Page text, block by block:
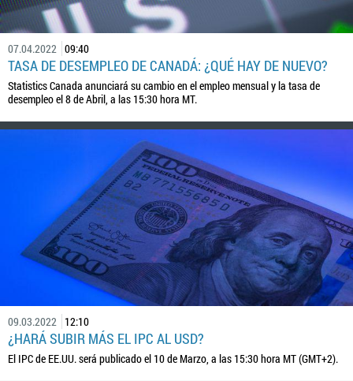
07.04.2022 09:40
TASA DE DESEMPLEO DE CANADÁ: ¿QUÉ HAY DE NUEVO?
Statistics Canada anunciará su cambio en el empleo mensual y la tasa de
desempleo el 8 de Abril, a las 15:30 hora MT.
09.03.2022 12:10
¿HARÁ SUBIR MÁS EL IPC AL USD?
El IPC de EE.UU. será publicado el 10 de Marzo, a las 15:30 hora MT (GMT+2).